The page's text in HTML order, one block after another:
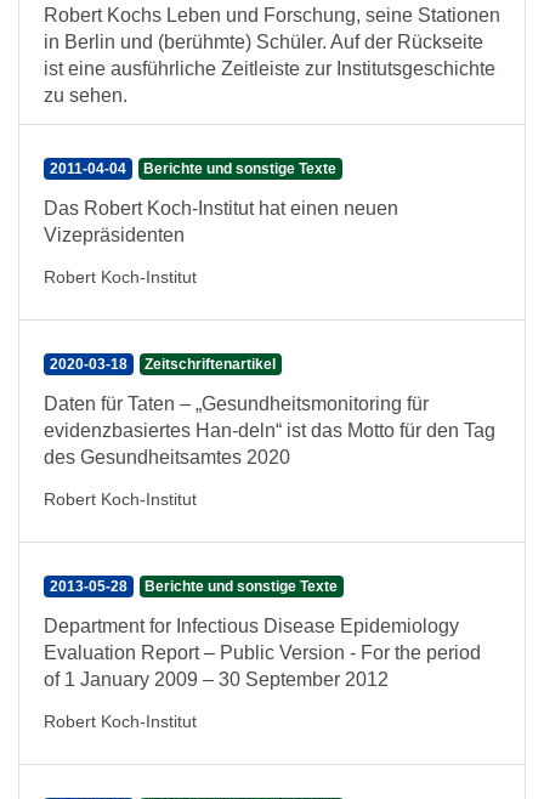
Robert Kochs Leben und Forschung, seine Stationen
in Berlin und (berühmte) Schüler. Auf der Rückseite
ist eine ausführliche Zeitleiste zur Institutsgeschichte
zu sehen.
2011-04-04 Berichte und sonstige Texte
Das Robert Koch-Institut hat einen neuen
Vizepräsidenten
Robert Koch-Institut
2020-03-18 Zeitschriftenartikel
Daten für Taten – „Gesundheitsmonitoring für
evidenzbasiertes Han-deln“ ist das Motto für den Tag
des Gesundheitsamtes 2020
Robert Koch-Institut
2013-05-28 Berichte und sonstige Texte
Department for Infectious Disease Epidemiology
Evaluation Report – Public Version - For the period
of 1 January 2009 – 30 September 2012
Robert Koch-Institut